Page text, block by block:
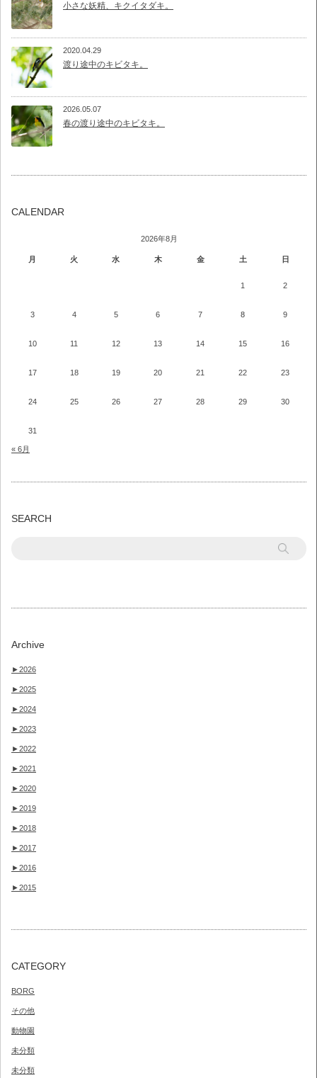
小さな妖精、キクイタダキ。
2020.04.29
渡り途中のキビタキ。
2026.05.07
春の渡り途中のキビタキ。
CALENDAR
2026年8月
月 火 水 木 金 土 日
1 2
3 4 5 6 7 8 9
10 11 12 13 14 15 16
17 18 19 20 21 22 23
24 25 26 27 28 29 30
31
« 6月
SEARCH
Archive
►2026
►2025
►2024
►2023
►2022
►2021
►2020
►2019
►2018
►2017
►2016
►2015
CATEGORY
BORG
その他
動物園
未分類
未分類